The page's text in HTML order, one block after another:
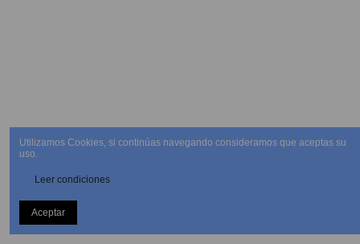
Utilizamos Cookies, si continúas navegando consideramos que aceptas su
uso.
Leer condiciones
Aceptar